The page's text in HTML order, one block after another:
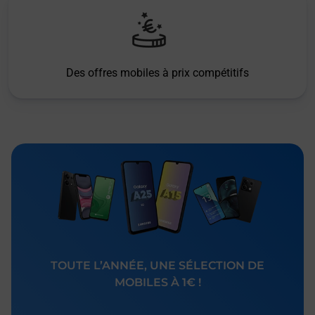
Des offres mobiles à prix compétitifs
TOUTE L’ANNÉE, UNE SÉLECTION DE
MOBILES À 1€ !